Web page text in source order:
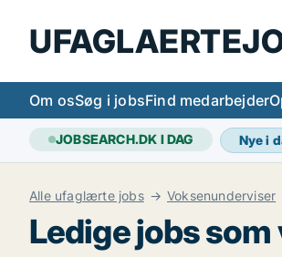
Om osSøg i jobsFind medarbejder
JOBSEARCH.DK I DAG Nye i
Alle ufaglærte jobs Voksenunderviser
Ledige jobs